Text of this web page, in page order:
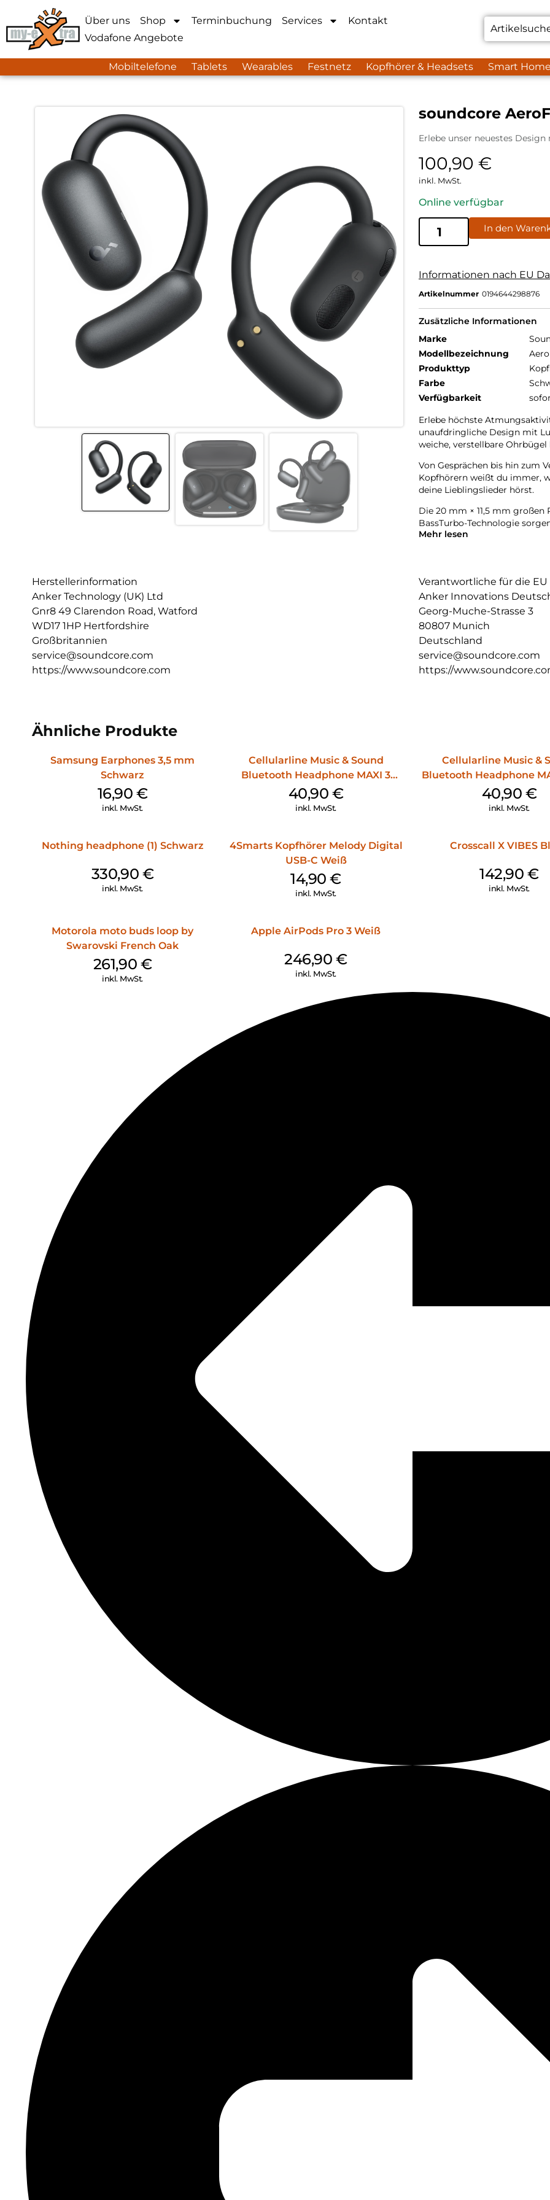
Über uns Shop Terminbuchung Services
Kontakt
Vodafone Angebote
Mobiltelefone Tablets Wearables Festnetz Kopfhörer & Headsets Smart Home
soundcore
Erlebe unser neuestes
100,90 €
inkl. MwSt.
Online verfügbar
In den
Informationen nach EU
Artikelnummer 0194644298876
Zusätzliche Informationen
Marke
Modellbezeichnung
Produkttyp
Farbe
Verfügbarkeit
Erlebe höchste
unaufdringliche Design mit
weiche, verstellbare
Von Gesprächen bis hin zum
Kopfhörern weißt du immer,
deine Lieblingslieder hörst.
Die 20 mm × 11,5 mm
BassTurbo-Technologie
Freue dich auf kabellosen Hi-
bei wichtigen Gesprächen
Lege das Case auf ein
Einmal laden bietet 10h
Mehr lesen
Herstellerinformation
Anker Technology (UK) Ltd
Gnr8 49 Clarendon Road, Watford
WD17 1HP Hertfordshire
Großbritannien
service@soundcore.com
https://www.soundcore.com
Verantwortliche für die EU
Anker Innovations
Georg-Muche-Strasse 3
80807 Munich
Deutschland
service@soundcore.com
https://
Ähnliche Produkte
Samsung Earphones 3,5 mm
Schwarz
16,90 €
inkl. MwSt.
Cellularline Music & Sound
Bluetooth Headphone MAXI 3
Purple
40,90 €
inkl. MwSt.
Cellularline Music &
Bluetooth Headphone
40,90 €
inkl. MwSt.
Nothing headphone (1) Schwarz
330,90 €
inkl. MwSt.
4Smarts Kopfhörer Melody Digital
USB-C Weiß
14,90€
inkl. MwSt.
Crosscall X VIBES
142,90€
inkl. MwSt.
Motorola moto buds loop by
Swarovski French Oak
261,90 €
inkl. MwSt.
Apple AirPods Pro 3 Weiß
246,90€
inkl. MwSt.